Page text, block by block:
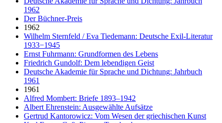
1962
Der Büchner-Preis
1962
Wilhelm Sternfeld / Eva Tiedemann: Deutsche Exil-Literatur
1933−1945
Ernst Fuhrmann: Grundformen des Lebens
Friedrich Gundolf: Dem lebendigen Geist
Deutsche Akademie für Sprache und Dichtung: Jahrbuch
1961
1961
Alfred Mombert: Briefe 1893–1942
Albert Ehrenstein: Ausgewählte Aufsätze
Gertrud Kantorowicz: Vom Wesen der griechischen Kunst